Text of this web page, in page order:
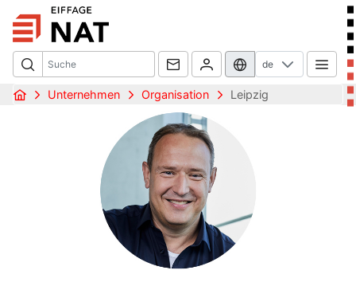
de
Unternehmen Organisation Leipzig